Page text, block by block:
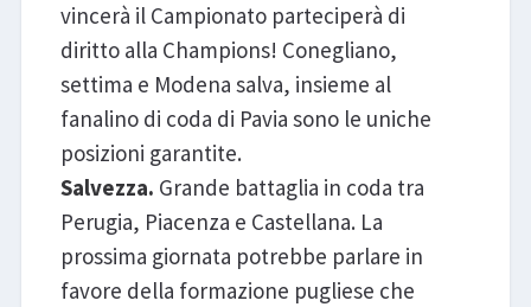
vincerà il Campionato parteciperà di
diritto alla Champions! Conegliano,
settima e Modena salva, insieme al
fanalino di coda di Pavia sono le uniche
posizioni garantite.
Salvezza. Grande battaglia in coda tra
Perugia, Piacenza e Castellana. La
prossima giornata potrebbe parlare in
favore della formazione pugliese che